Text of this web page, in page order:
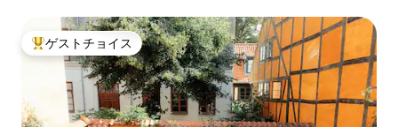
大好評のゲストチョイスです。
ゲストチョイス